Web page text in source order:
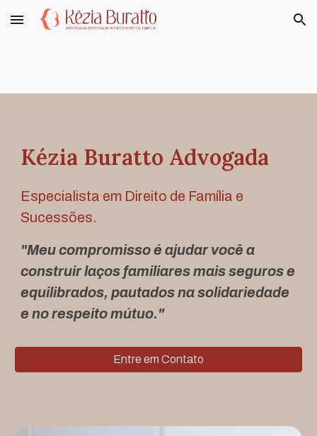
Skip to main content Skip to navigation
Kézia Buratto Advogada
Especialista em Direito de Família e
Sucessões.
"Meu compromisso é ajudar você a
construir laços familiares mais seguros e
equilibrados, pautados na solidariedade
e no respeito mútuo."
Entre em Contato